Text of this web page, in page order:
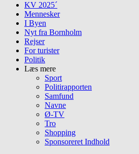
KV 2025´
Mennesker
I Byen
Nyt fra Bornholm
Rejser
For turister
Politik
Læs mere
Sport
Politirapporten
Samfund
Navne
Ø-TV
Tro
Shopping
Sponsoreret Indhold